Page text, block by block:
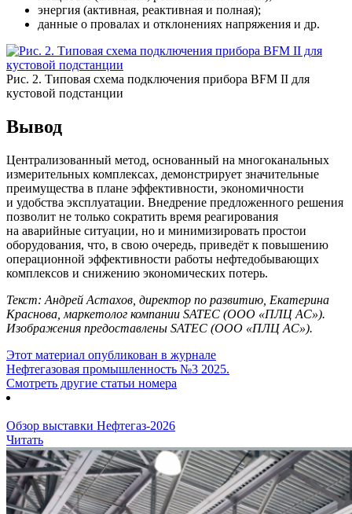
энергия (активная, реактивная и полная);
данные о провалах и отклонениях напряжения и др.
Рис. 2. Типовая схема подключения прибора BFM II для
кустовой подстанции
Вывод
Централизованный метод, основанный на многоканальных
измерительных комплексах, демонстрирует значительные
преимущества в плане эффективности, экономичности
и удобства эксплуатации. Внедрение предложенного решения
позволит не только сократить время реагирования
на аварийные ситуации, но и минимизировать простои
оборудования, что, в свою очередь, приведёт к повышению
операционной эффективности работы нефтедобывающих
комплексов и снижению экономических потерь.
Текст: Андрей Астахов, директор по развитию, Екатерина
Краснова, маркетолог компании SATEC (ООО «ПЛЦ АС»).
Изображения предоставлены SATEC (ООО «ПЛЦ АС»).
Этот материал опубликован в журнале
Нефтегазовая промышленность №3 2025.
Смотреть другие статьи номера
Обзор выставки Нефтегаз-2026
Читать